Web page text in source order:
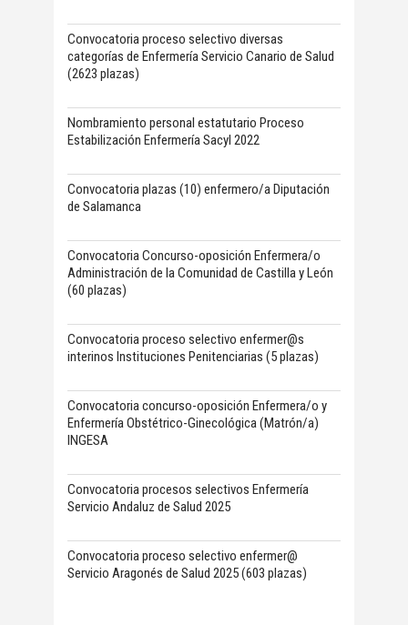
Convocatoria proceso selectivo diversas
categorías de Enfermería Servicio Canario de Salud
(2623 plazas)
Nombramiento personal estatutario Proceso
Estabilización Enfermería Sacyl 2022
Convocatoria plazas (10) enfermero/a Diputación
de Salamanca
Convocatoria Concurso-oposición Enfermera/o
Administración de la Comunidad de Castilla y León
(60 plazas)
Convocatoria proceso selectivo enfermer@s
interinos Instituciones Penitenciarias (5 plazas)
Convocatoria concurso-oposición Enfermera/o y
Enfermería Obstétrico-Ginecológica (Matrón/a)
INGESA
Convocatoria procesos selectivos Enfermería
Servicio Andaluz de Salud 2025
Convocatoria proceso selectivo enfermer@
Servicio Aragonés de Salud 2025 (603 plazas)